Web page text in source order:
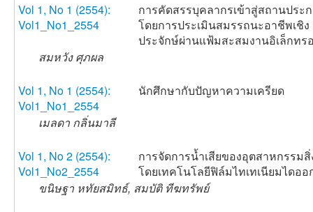
Vol 1, No 1 (2554):
Vol1_No1_2554
การคัดสรรบุคลากรเข้าสู่สถานประ
โดยการประเมินสมรรถนะอาชีพเชิง
ประจักษ์ผ่านแฟ้มสะสมงานอิเล็กทร
สมหวัง ศุภผล
Vol 1, No 1 (2554):
Vol1_No1_2554
นักศึกษากับปัญหาความเครียด
เมลดา กลิ่นมาลี
Vol 1, No 2 (2554):
Vol1_No2_2554
การจัดการน้ำเสียของอุตสาหกรรม
โดยเทคโนโลยีฟิล์มไทเทเนียมไดออ
ขนิษฐา หทัยสมิทธ์, สมบัติ ทีฆทรัพย์